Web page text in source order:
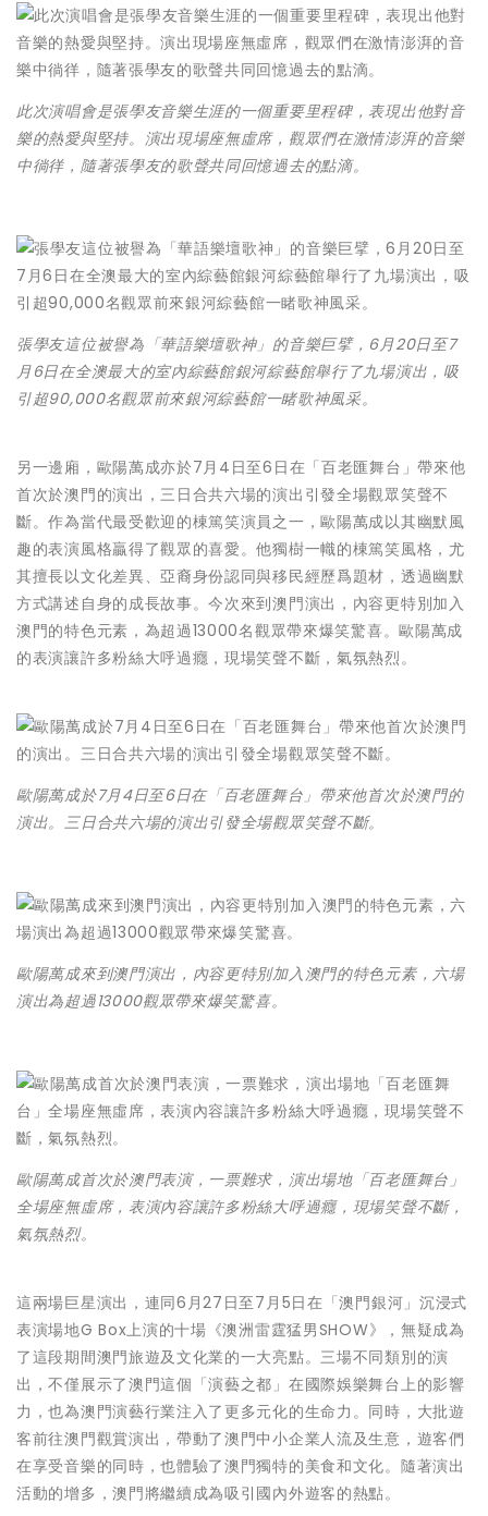
此次演唱會是張學友音樂生涯的一個重要里程碑，表現出他對音
樂的熱愛與堅持。演出現場座無虛席，觀眾們在激情澎湃的音樂
中徜徉，隨著張學友的歌聲共同回憶過去的點滴。
張學友這位被譽為「華語樂壇歌神」的音樂巨擘，6月20日至7
月6日在全澳最大的室內綜藝館銀河綜藝館舉行了九場演出，吸
引超90,000名觀眾前來銀河綜藝館一睹歌神風采。
另一邊廂，歐陽萬成亦於7月4日至6日在「百老匯舞台」帶來他
首次於澳門的演出，三日合共六場的演出引發全場觀眾笑聲不
斷。作為當代最受歡迎的棟篤笑演員之一，歐陽萬成以其幽默風
趣的表演風格贏得了觀眾的喜愛。他獨樹一幟的棟篤笑風格，尤
其擅長以文化差異、亞裔身份認同與移民經歷爲題材，透過幽默
方式講述自身的成長故事。今次來到澳門演出，內容更特別加入
澳門的特色元素，為超過13000名觀眾帶來爆笑驚喜。歐陽萬成
的表演讓許多粉絲大呼過癮，現場笑聲不斷，氣氛熱烈。
歐陽萬成於7月4日至6日在「百老匯舞台」帶來他首次於澳門的
演出。三日合共六場的演出引發全場觀眾笑聲不斷。
歐陽萬成來到澳門演出，內容更特別加入澳門的特色元素，六場
演出為超過13000觀眾帶來爆笑驚喜。
歐陽萬成首次於澳門表演，一票難求，演出場地「百老匯舞台」
全場座無虛席，表演內容讓許多粉絲大呼過癮，現場笑聲不斷，
氣氛熱烈。
這兩場巨星演出，連同6月27日至7月5日在「澳門銀河」沉浸式
表演場地G Box上演的十場《澳洲雷霆猛男SHOW》，無疑成為
了這段期間澳門旅遊及文化業的一大亮點。三場不同類別的演
出，不僅展示了澳門這個「演藝之都」在國際娛樂舞台上的影響
力，也為澳門演藝行業注入了更多元化的生命力。同時，大批遊
客前往澳門觀賞演出，帶動了澳門中小企業人流及生意，遊客們
在享受音樂的同時，也體驗了澳門獨特的美食和文化。隨著演出
活動的增多，澳門將繼續成為吸引國內外遊客的熱點。